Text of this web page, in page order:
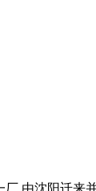
,由沈阳迁来